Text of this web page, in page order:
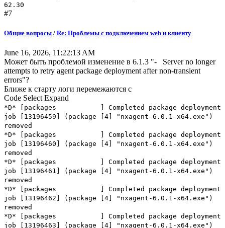
62.30
#7
Общие вопросы / Re: Проблемы с подключением web и клиенту
June 16, 2026, 11:22:13 AM
Может быть проблемой изменение в 6.1.3 "- Server no longer
attempts to retry agent package deployment after non-transient
errors"?
Ближе к старту логи перемежаются с
Code Select Expand
*D* [packages ] Completed package deployment
job [13196459] (package [4] "nxagent-6.0.1-x64.exe")
removed
*D* [packages ] Completed package deployment
job [13196460] (package [4] "nxagent-6.0.1-x64.exe")
removed
*D* [packages ] Completed package deployment
job [13196461] (package [4] "nxagent-6.0.1-x64.exe")
removed
*D* [packages ] Completed package deployment
job [13196462] (package [4] "nxagent-6.0.1-x64.exe")
removed
*D* [packages ] Completed package deployment
job [13196463] (package [4] "nxagent-6.0.1-x64.exe")